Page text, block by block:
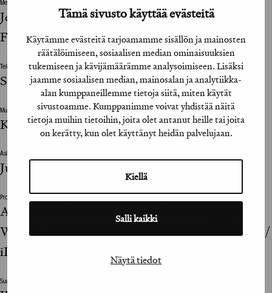
Tämä sivusto käyttää evästeitä
Käytämme evästeitä tarjoamamme sisällön ja mainosten
räätälöimiseen, sosiaalisen median ominaisuuksien
tukemiseen ja kävijämäärämme analysoimiseen. Lisäksi
jaamme sosiaalisen median, mainosalan ja analytiikka-
alan kumppaneillemme tietoja siitä, miten käytät
sivustoamme. Kumppanimme voivat yhdistää näitä
tietoja muihin tietoihin, joita olet antanut heille tai joita
on kerätty, kun olet käyttänyt heidän palvelujaan.
Kiellä
Salli kaikki
Näytä tiedot
Mediatoimisto / Media Agency
Jenni Suominen, Sinikka Yletyinen / Carat
Finland Oy
Tekninen suunnittelu / Technical Designer
Sami Blick, Jani Mikkonen
Muut suunnitteluun vaikuttaneet henkilöt / The design was also influenced by
Kirsi Leminen / iProspect
Asiakkaan vastuuhenkilö / Clients Representative
Juha Herranen
Projektinjohto / Project Management
Anna-Mari Karhunen / Carat Finland Oy; Joonas
Wörlin / White Sheep Isobar; Kristiina Mäkinen /
iProspect
Suunnittelutoimisto / Design Agency